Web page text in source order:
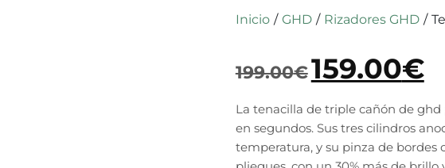
Inicio / GHD / Rizadores GHD /
199.00€159.00€
La tenacilla de triple cañón de
en segundos. Sus tres cilindros
temperatura, y su pinza de bordes